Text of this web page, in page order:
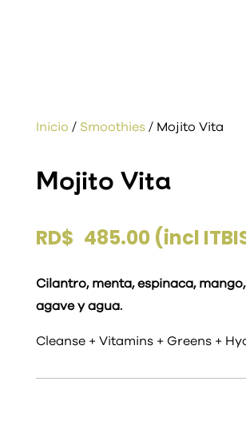
Inicio / Smoothies/ Mojito Vita
Mojito Vita
RD$ 485.00 (incl
Cilantro, menta, espinaca,
agave y agua.
Cleanse + Vitamins + Greens +